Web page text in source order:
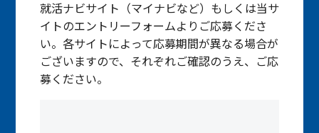
就活ナビサイト（マイナビなど）もしくは当サ
イトのエントリーフォームよりご応募くださ
い。各サイトによって応募期間が異なる場合が
ございますので、それぞれご確認のうえ、ご応
募ください。